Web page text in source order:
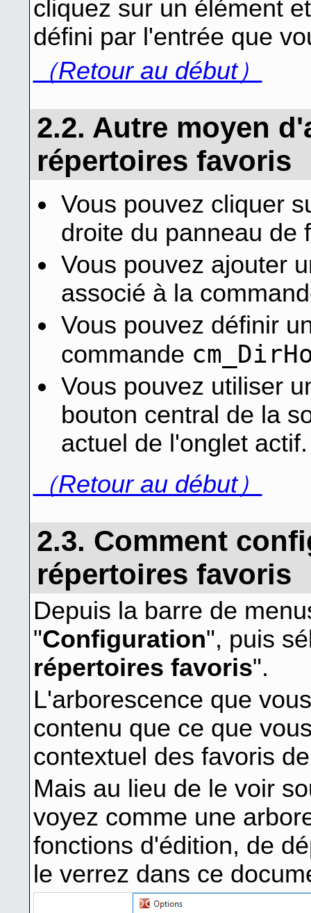
cliquez sur un élément
défini par l'entrée que
（Retour au début）
2.2. Autre moyen
répertoires favoris
Vous pouvez cliquer
droite du panneau de
Vous pouvez ajouter
associé à la
Vous pouvez définir
commande
Vous pouvez utiliser
bouton central de la
actuel de l'onglet actif.
（Retour au début）
2.3. Comment
répertoires favoris
Depuis la barre de
"Configuration", puis
répertoires favoris".
L'arborescence que
contenu que ce que
contextuel des favoris
Mais au lieu de le voir
voyez comme une
fonctions d'édition, de
le verrez dans ce